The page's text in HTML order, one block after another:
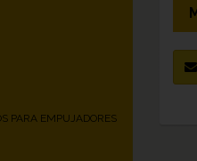
PARA EMPUJADORES